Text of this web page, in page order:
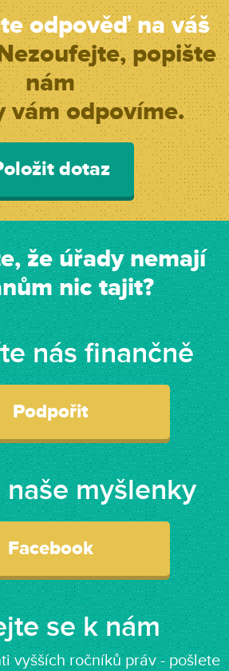
odpověď na váš
popište
nám
vám odpovíme.
dotaz
že úřady nemají
nic tajit?
nás finančně
Podpořit
myšlenky
Facebook
se k nám
vyšších ročníků práv - pošlete